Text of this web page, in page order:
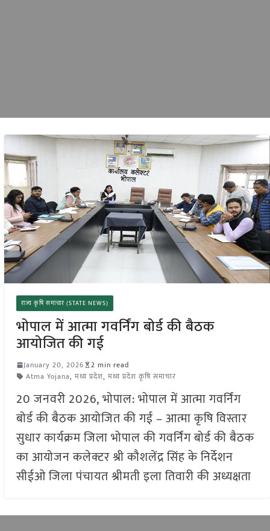
राज्य कृषि समाचार (STATE NEWS)
भोपाल में आत्मा गवर्निंग बोर्ड की बैठक
आयोजित की गई
January 20, 2026
2 min read
Atma Yojana, मध्य प्रदेश, मध्य प्रदेश कृषि समाचार
20 जनवरी 2026, भोपाल: भोपाल में आत्मा गवर्निंग
बोर्ड की बैठक आयोजित की गई – आत्मा कृषि विस्तार
सुधार कार्यक्रम जिला भोपाल की गवर्निंग बोर्ड की बैठक
का आयोजन कलेक्टर श्री कौशलेंद्र सिंह के निर्देशन
सीईओ जिला पंचायत श्रीमती इला तिवारी की अध्यक्षता